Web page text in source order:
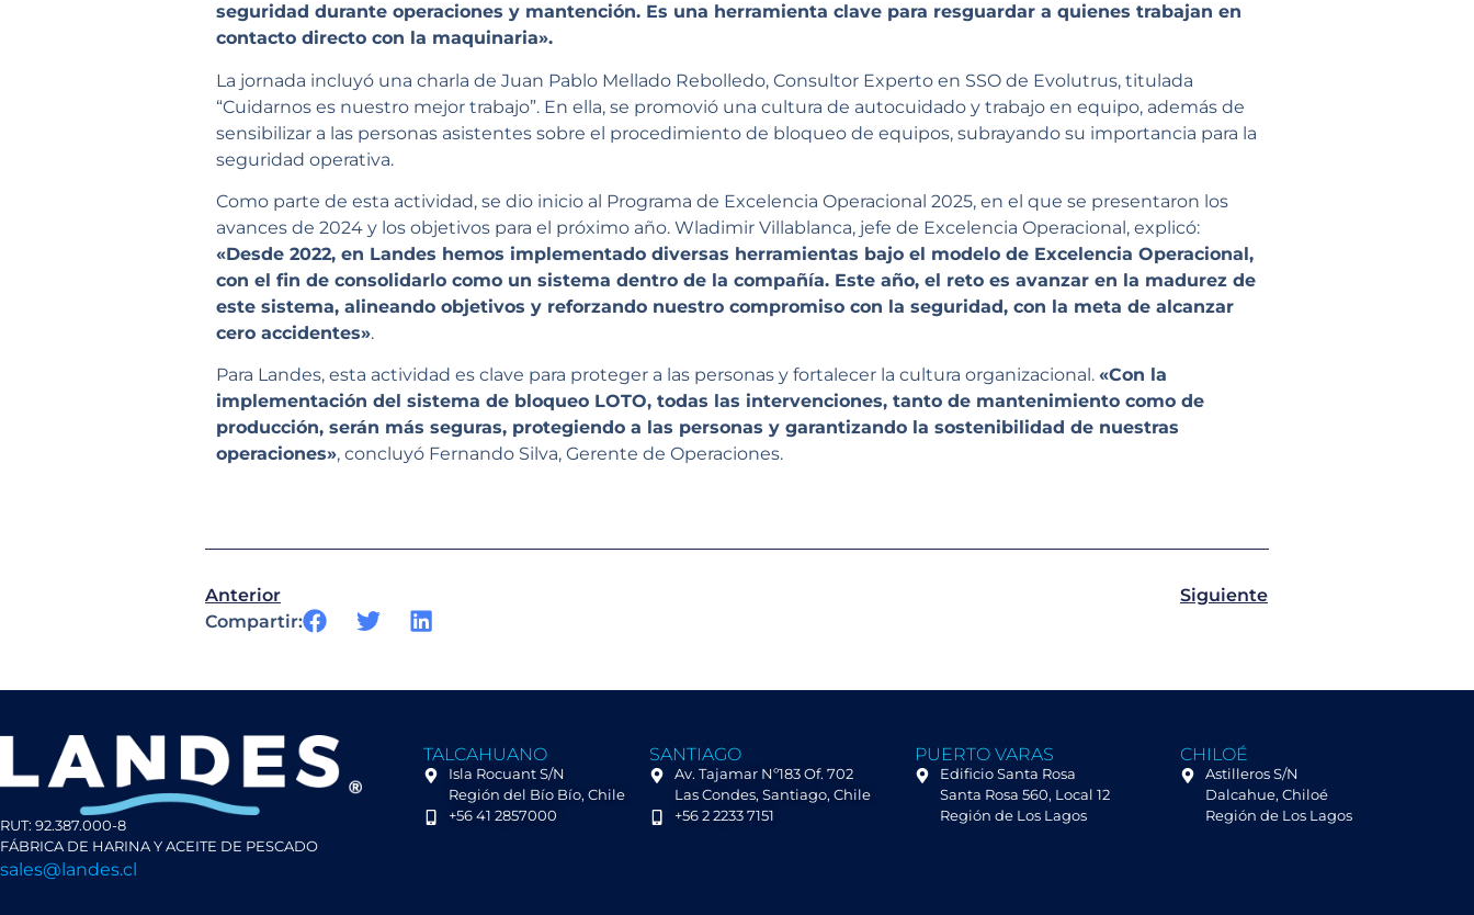
seguridad durante operaciones y mantención. Es una herramienta clave para resguardar a quienes trabajan en
contacto directo con la maquinaria».
La jornada incluyó una charla de Juan Pablo Mellado Rebolledo, Consultor Experto en SSO de Evolutrus, titulada
“Cuidarnos es nuestro mejor trabajo”. En ella, se promovió una cultura de autocuidado y trabajo en equipo, además de
sensibilizar a las personas asistentes sobre el procedimiento de bloqueo de equipos, subrayando su importancia para la
seguridad operativa.
Como parte de esta actividad, se dio inicio al Programa de Excelencia Operacional 2025, en el que se presentaron los
avances de 2024 y los objetivos para el próximo año. Wladimir Villablanca, jefe de Excelencia Operacional, explicó:
«Desde 2022, en Landes hemos implementado diversas herramientas bajo el modelo de Excelencia Operacional,
con el fin de consolidarlo como un sistema dentro de la compañía. Este año, el reto es avanzar en la madurez de
este sistema, alineando objetivos y reforzando nuestro compromiso con la seguridad, con la meta de alcanzar
cero accidentes».
Para Landes, esta actividad es clave para proteger a las personas y fortalecer la cultura organizacional. «Con la
implementación del sistema de bloqueo LOTO, todas las intervenciones, tanto de mantenimiento como de
producción, serán más seguras, protegiendo a las personas y garantizando la sostenibilidad de nuestras
operaciones», concluyó Fernando Silva, Gerente de Operaciones.
Anterior
Siguiente
Compartir:
RUT: 92.387.000-8
FÁBRICA DE HARINA Y ACEITE DE PESCADO
sales@landes.cl
TALCAHUANO
Isla Rocuant S/N
Región del Bío Bío, Chile
+56 41 2857000
SANTIAGO
Av. Tajamar Nº183 Of. 702
Las Condes, Santiago, Chile
+56 2 2233 7151
PUERTO VARAS
Edificio Santa Rosa
Santa Rosa 560, Local 12
Región de Los Lagos
CHILOÉ
Astilleros S/N
Dalcahue, Chiloé
Región de Los Lagos